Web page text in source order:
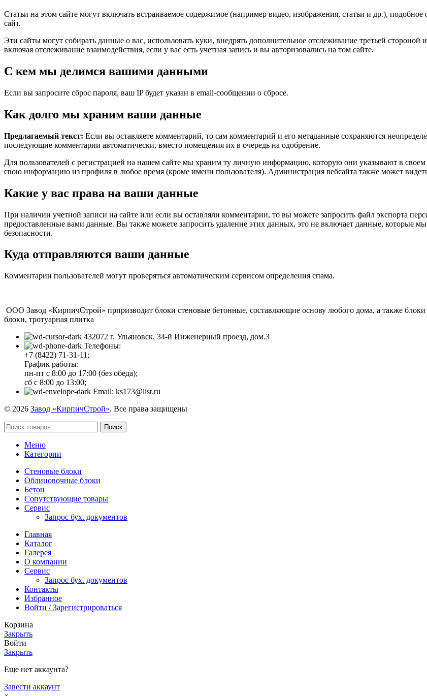
Статьи на этом сайте могут включать встраиваемое содержимое (например видео, изображения, статьи и др.),
сайт.
Эти сайты могут собирать данные о вас, использовать куки, внедрять дополнительное отслеживание третьей
включая отслеживание взаимодействия, если у вас есть учетная запись и вы авторизовались на том сайте.
С кем мы делимся вашими данными
Если вы запросите сброс пароля, ваш IP будет указан в email-сообщении о сбросе.
Как долго мы храним ваши данные
Предлагаемый текст: Если вы оставляете комментарий, то сам комментарий и его метаданные сохраняются
последующие комментарии автоматически, вместо помещения их в очередь на одобрение.
Для пользователей с регистрацией на нашем сайте мы храним ту личную информацию, которую они указывают в своем
свою информацию из профиля в любое время (кроме имени пользователя). Администрация вебсайта также может
Какие у вас права на ваши данные
При наличии учетной записи на сайте или если вы оставляли комментарии, то вы можете запросить файл экспорта
предоставленные вами данные. Вы также можете запросить удаление этих данных, это не включает данные, которые
безопасности.
Куда отправляются ваши данные
Комментарии пользователей могут проверяться автоматическим сервисом определения спама.
ООО Завод «КирпичСтрой» прпризводит блоки стеновые бетонные, составляющие основу любого дома, а также
блоки, тротуарная плитка
432072 г. Ульяновск, 34-й Инженерный проезд, дом.3
Телефоны:
+7 (8422) 71-31-11;
График работы:
пн-пт с 8:00 до 17:00 (без обеда);
сб с 8:00 до 13:00;
Email: ks173@list.ru
© 2026 Завод «КирпичСтрой». Все права защищены
Поиск
Меню
Категории
Стеновые блоки
Облицовочные блоки
Бетон
Сопутствующие товары
Сервис
Запрос бух. документов
Главная
Каталог
Галерея
О компании
Сервис
Запрос бух. документов
Контакты
Избранное
Войти / Зарегистрироваться
Корзина
Закрыть
Войти
Закрыть
Еще нет аккаунта?
Завести аккаунт